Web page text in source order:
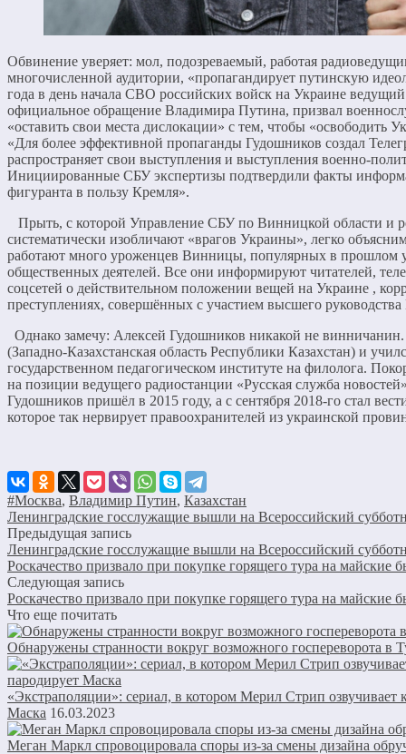
Обвинение уверяет: мол, подозреваемый, работая
многочисленной аудитории, «пропагандирует путинскую
года в день начала СВО российских войск на Украине
официальное обращение Владимира Путина, призвал
«оставить свои места дислокации» с тем, чтобы «освободить
«Для более эффективной пропаганды Гудошников создал
распространяет свои выступления и выступления военно-
Инициированные СБУ экспертизы подтвердили факты
фигуранта в пользу Кремля».
Прыть, с которой Управление СБУ по Винницкой области и
систематически изобличают «врагов Украины», легко
работают много уроженцев Винницы, популярных в прошлом
общественных деятелей. Все они информируют читателей,
соцсетей о действительном положении вещей на Украине ,
преступлениях, совершённых с участием высшего
Однако замечу: Алексей Гудошников никакой не
(Западно-Казахстанская область Республики Казахстан) и
государственном педагогическом институте на филолога.
на позиции ведущего радиостанции «Русская служба
Гудошников пришёл в 2015 году, а с сентября 2018-го стал
которое так нервирует правоохранителей из украинской
#Москва, Владимир Путин, Казахстан
Ленинградские госслужащие вышли на Всероссийский
Предыдущая запись
Ленинградские госслужащие вышли на Всероссийский
Роскачество призвало при покупке горящего тура на майские
Следующая запись
Роскачество призвало при покупке горящего тура на майские
Что еще почитать
Обнаружены странности вокруг возможного госпереворота в
«Экстраполяции»: сериал, в котором Мерил Стрип озвучивает
Маска 16.03.2023
Меган Маркл спровоцировала споры из-за смены дизайна